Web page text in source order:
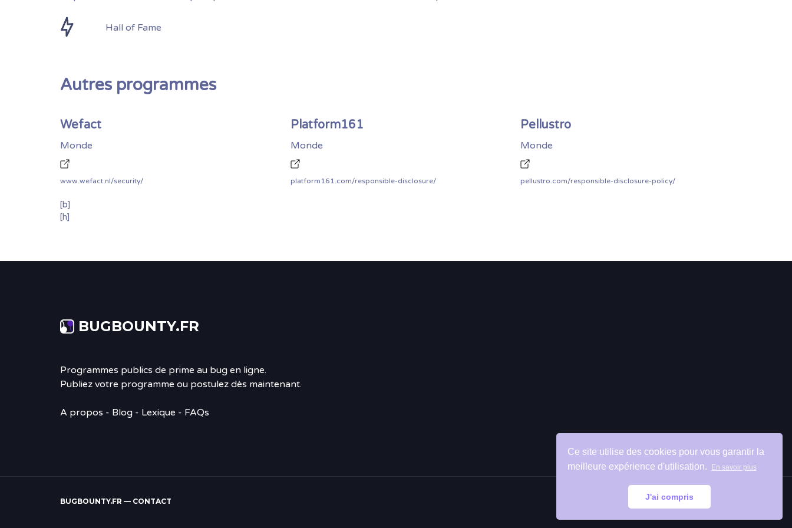
Ce site utilise des cookies pour vous garantir la
meilleure expérience d'utilisation.
En savoir plus
J'ai compris
Hall of Fame
Autres programmes
Wefact
Monde
www.wefact.nl/security/
[b]
[h]
Platform161
Monde
platform161.com/responsible-disclosure/
Pellustro
Monde
pellustro.com/responsible-disclosure-policy/
BUGBOUNTY.FR
Programmes publics de prime au bug en ligne.
Publiez votre programme ou postulez dès maintenant.
A propos - Blog - Lexique - FAQs
BUGBOUNTY.FR — CONTACT
en